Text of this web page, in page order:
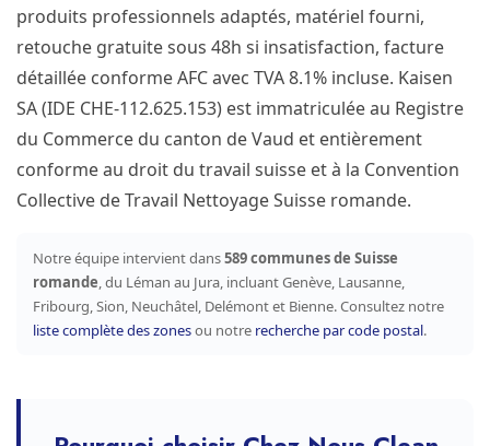
produits professionnels adaptés, matériel fourni,
retouche gratuite sous 48h si insatisfaction, facture
détaillée conforme AFC avec TVA 8.1% incluse. Kaisen
SA (IDE CHE-112.625.153) est immatriculée au Registre
du Commerce du canton de Vaud et entièrement
conforme au droit du travail suisse et à la Convention
Collective de Travail Nettoyage Suisse romande.
Notre équipe intervient dans589 communes de Suisse
romande, du Léman au Jura, incluant Genève, Lausanne,
Fribourg, Sion, Neuchâtel, Delémont et Bienne. Consultez notre
liste complète des zonesou notre recherche par code postal.